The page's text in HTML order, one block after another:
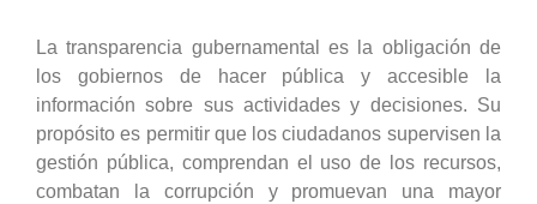
La transparencia gubernamental es la obligación de
los gobiernos de hacer pública y accesible la
información sobre sus actividades y decisiones. Su
propósito es permitir que los ciudadanos supervisen la
gestión pública, comprendan el uso de los recursos,
combatan la corrupción y promuevan una mayor